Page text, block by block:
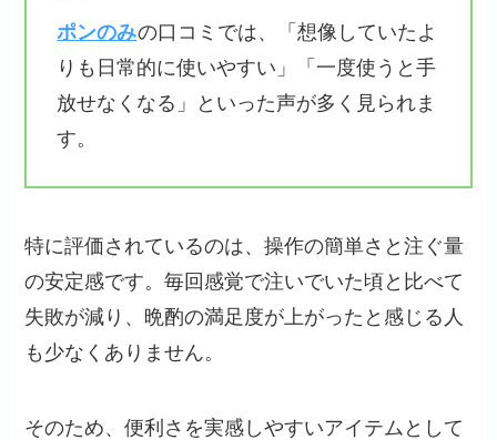
ポンのみの口コミでは、「想像していたよ
りも日常的に使いやすい」「一度使うと手
放せなくなる」といった声が多く見られま
す。
特に評価されているのは、操作の簡単さと注ぐ量
の安定感です。毎回感覚で注いでいた頃と比べて
失敗が減り、晩酌の満足度が上がったと感じる人
も少なくありません。
そのため、便利さを実感しやすいアイテムとして